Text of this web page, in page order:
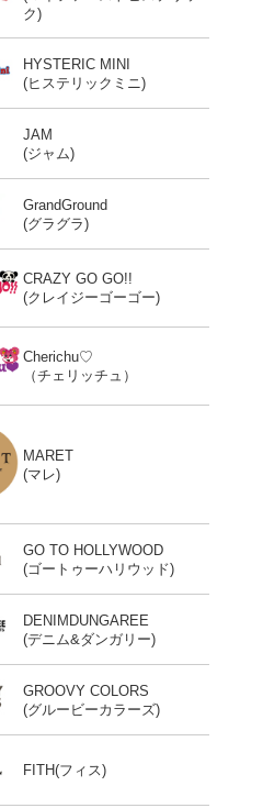
ク)
HYSTERIC MINI
(ヒステリックミニ)
JAM
(ジャム)
GrandGround
(グラグラ)
CRAZY GO GO!!
(クレイジーゴーゴー)
Cherichu♡
（チェリッチュ）
MARET
(マレ)
GO TO HOLLYWOOD
(ゴートゥーハリウッド)
DENIMDUNGAREE
(デニム&ダンガリー)
GROOVY COLORS
(グルービーカラーズ)
FITH(フィス)